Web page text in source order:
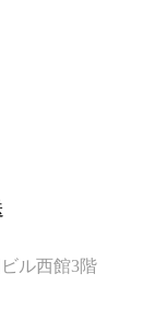
ル西館3階